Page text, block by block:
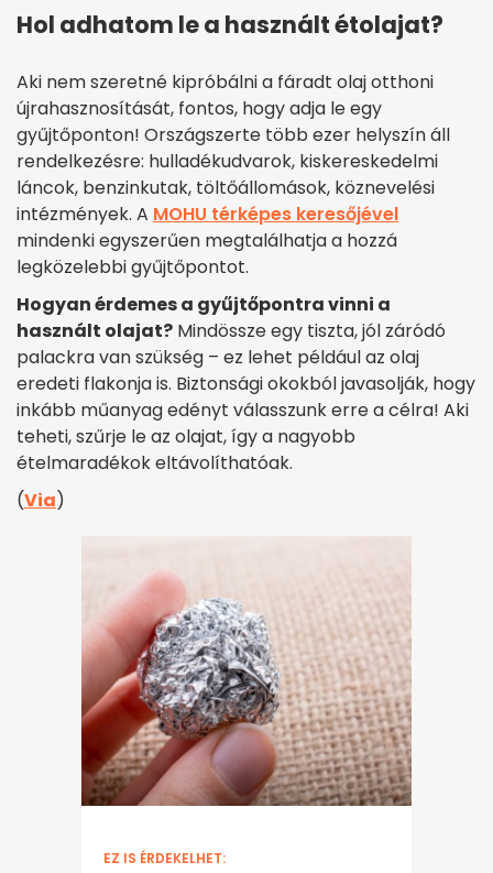
Hol adhatom le a használt étolajat?
Aki nem szeretné kipróbálni a fáradt olaj otthoni
újrahasznosítását, fontos, hogy adja le egy
gyűjtőponton! Országszerte több ezer helyszín áll
rendelkezésre: hulladékudvarok, kiskereskedelmi
láncok, benzinkutak, töltőállomások, köznevelési
intézmények. A MOHU térképes keresőjével
mindenki egyszerűen megtalálhatja a hozzá
legközelebbi gyűjtőpontot.
Hogyan érdemes a gyűjtőpontra vinni a
használt olajat? Mindössze egy tiszta, jól záródó
palackra van szükség – ez lehet például az olaj
eredeti flakonja is. Biztonsági okokból javasolják, hogy
inkább műanyag edényt válasszunk erre a célra! Aki
teheti, szűrje le az olajat, így a nagyobb
ételmaradékok eltávolíthatóak.
(Via)
EZ IS ÉRDEKELHET: